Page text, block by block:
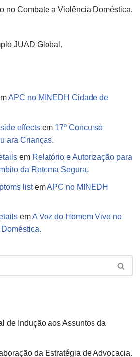
no Combate a Violência Doméstica.
JUAD Global.
APC no MINEDH Cidade de
effects em 17º Concurso
ara Crianças.
em Relatório e Autorização para
da Retoma Segura.
listemAPC no MINEDH
emA Voz do Homem Vivo no
de Indução aos Assuntos da
da Estratégia de Advocacia.